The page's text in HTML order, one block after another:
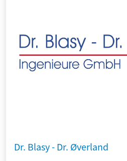
Dr. Blasy - Dr. Øverland